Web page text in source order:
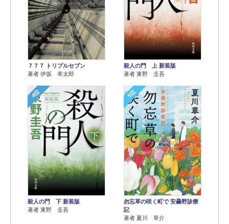
７７７ トリプルセブン
著者 伊坂 幸太郎
殺人の門 上 新装版
著者 東野 圭吾
4位
殺人の門 下 新装版
著者 東野 圭吾
5位
勿忘草の咲く町で 安曇野診療
記
著者 夏川 草介